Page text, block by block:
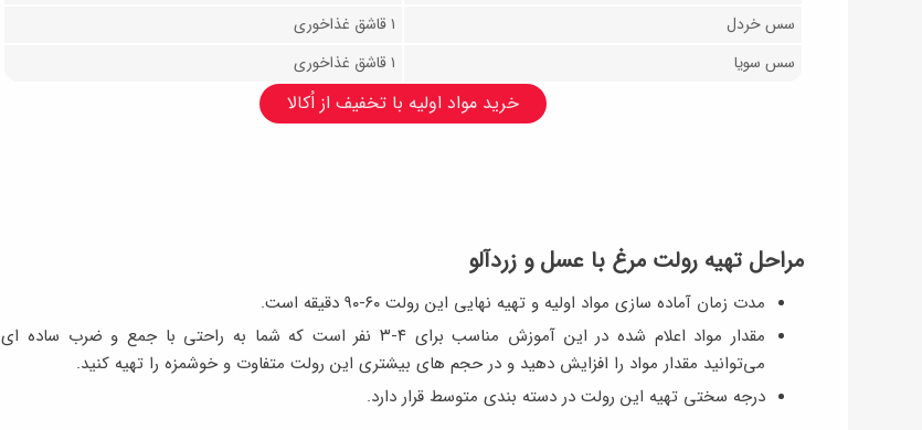
سس خردل
۱ قاشق غذاخوری
سس سویا
۱ قاشق غذاخوری
خرید مواد اولیه با تخفیف از اُکالا
مراحل تهیه رولت مرغ با عسل و زردآلو
مدت زمان آماده سازی مواد اولیه و تهیه نهایی این رولت ۶۰-۹۰ دقیقه است.
مقدار مواد اعلام شده در این آموزش مناسب برای ۴-۳ نفر است که شما به راحتی با جمع و ضرب ساده ای
می‌توانید مقدار مواد را افزایش دهید و در حجم های بیشتری این رولت متفاوت و خوشمزه را تهیه کنید.
درجه سختی تهیه این رولت در دسته بندی متوسط قرار دارد.